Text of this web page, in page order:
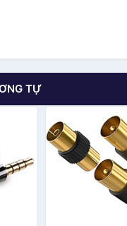
TỰ